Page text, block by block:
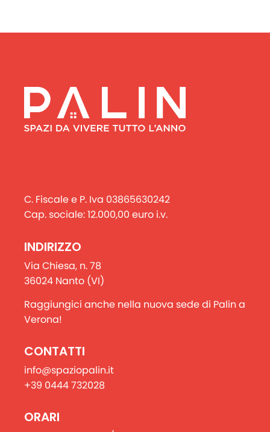
C. Fiscale e P. Iva 03865630242
Cap. sociale: 12.000,00 euro i.v.
INDIRIZZO
Via Chiesa, n. 78
36024 Nanto (VI)
Raggiungici anche nella nuova sede di Palin a
Verona!
CONTATTI
info@spaziopalin.it
+39 0444 732028
ORARI